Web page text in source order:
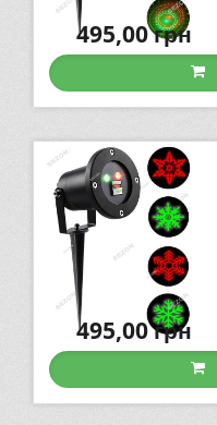
495,00грн
495,00грн